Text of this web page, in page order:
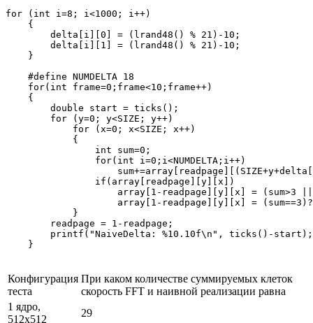
for (int i=8; i<1000; i++)
    {
        delta[i][0] = (lrand48() % 21)-10;
        delta[i][1] = (lrand48() % 21)-10;
    }
    #define NUMDELTA 18
    for(int frame=0;frame<10;frame++)
    {
        double start = ticks();
        for (y=0; y<SIZE; y++)
            for (x=0; x<SIZE; x++)
            {
                int sum=0;
                for(int i=0;i<NUMDELTA;i++)
                if(array[readpage][y][x])
array[1-readpage][y][x] = (sum>3
array[1-readpage][y][x] =
            }
        readpage = 1-readpage;
        printf("NaiveDelta: %10.10f\n", ticks()-start);
Конфигурация
теста
При каком количестве суммируемых клеток
скорость FFT и наивной реализации равна
1 ядро,
512x512
29